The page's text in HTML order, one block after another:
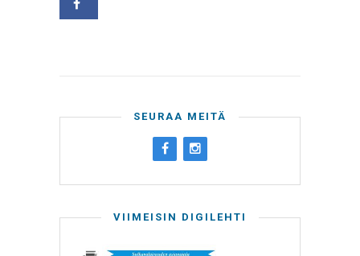
SEURAA MEITÄ
VIIMEISIN DIGILEHTI